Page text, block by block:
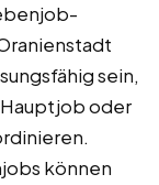
sein,
oder
können